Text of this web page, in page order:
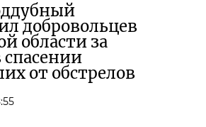
добровольцев
области за
от обстрелов